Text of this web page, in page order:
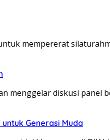
mempererat
menggelar diskusi panel
Generasi Muda